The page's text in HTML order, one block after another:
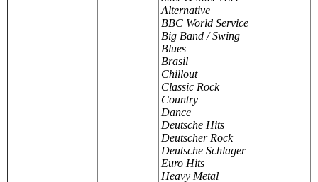
Alternative
BBC World Service
Big Band / Swing
Blues
Brasil
Chillout
Classic Rock
Country
Dance
Deutsche Hits
Deutscher Rock
Deutsche Schlager
Euro Hits
Heavy Metal